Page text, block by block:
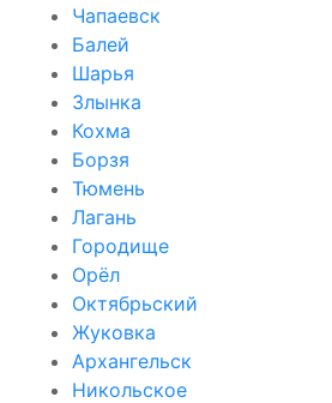
Чапаевск
Балей
Шарья
Злынка
Кохма
Борзя
Тюмень
Лагань
Городище
Орёл
Октябрьский
Жуковка
Архангельск
Никольское